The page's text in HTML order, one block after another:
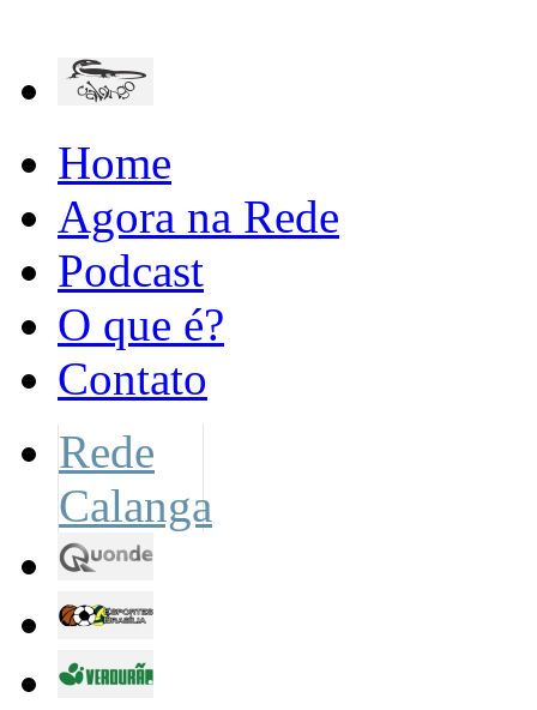
Home
Agora na Rede
Podcast
O que é?
Contato
Rede
Calanga